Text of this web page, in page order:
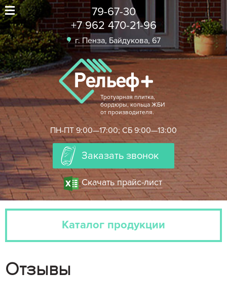
79-67-30
+7 962 470-21-96
г. Пенза, Байдукова, 67
Тротуарная плитка,
бордюры, кольца ЖБИ
от производителя.
ПН-ПТ 9:00—17:00; СБ 9:00—13:00
Заказать звонок
Скачать прайс-лист
Каталог продукции
Отзывы